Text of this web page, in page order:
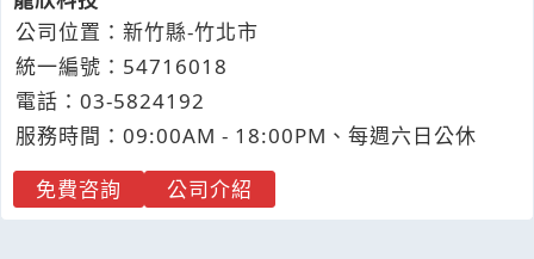
公司位置：新竹縣-竹北市
統一編號：54716018
電話： 03-5824192
服務時間：09:00AM - 18:00PM、每週六日公休
免費咨詢
公司介紹